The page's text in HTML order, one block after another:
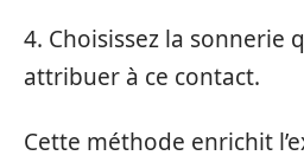
4. Choisissez la sonnerie
attribuer à ce contact.
Cette méthode enrichit